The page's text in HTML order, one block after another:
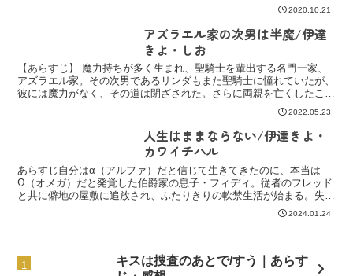
かすかわからない、と渋々ながらも世話を焼いてしまう面倒...2020.10.21
アズラエル家の次男は半魔/伊達
きよ・しお
【あらすじ】 魔力持ちが多く生まれ、聖騎士を輩出する名門一家、
アズラエル家。その次男であるリンダもまた聖騎士に憧れていたが、
彼には魔力がなく、その道は閉ざされた。さらに両親を亡くしたこと
で、リンダは幼い弟たちの親代わりとして、家事に追われる...2022.05.23
人生はままならない/伊達きよ・
カワイチハル
あらすじ自分はα（アルファ）だと信じて生きてきたのに、本当は
Ω（オメガ）だと発覚した伯爵家の息子・フィディ。従者のフレッド
と共に僻地の屋敷に追放され、ふたりきりの軟禁生活が始まる。失意
に暮れるフィディだったが、献身的に支えてくれるフレッドの...2024.01.24
キスは捜査のあとで/すう｜あらす